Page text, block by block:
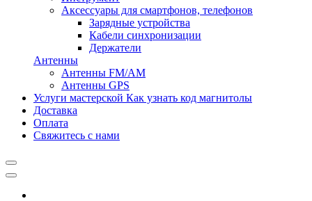
Аксессуары для смартфонов, телефонов
Зарядные устройства
Кабели синхронизации
Держатели
Антенны
Антенны FM/AM
Антенны GPS
Услуги мастерской Как узнать код магнитолы
Доставка
Оплата
Свяжитесь с нами